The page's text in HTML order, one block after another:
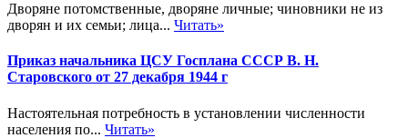
Дворяне потомственные, дворяне личные; чиновники не из
дворян и их семьи; лица... Читать»
Приказ начальника ЦСУ Госплана СССР В. Н.
Старовского от 27 декабря 1944 г
Настоятельная потребность в установлении численности
населения по... Читать»